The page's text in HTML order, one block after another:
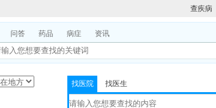
查疾病
问答 药品 病症
资讯
找医院 找医生